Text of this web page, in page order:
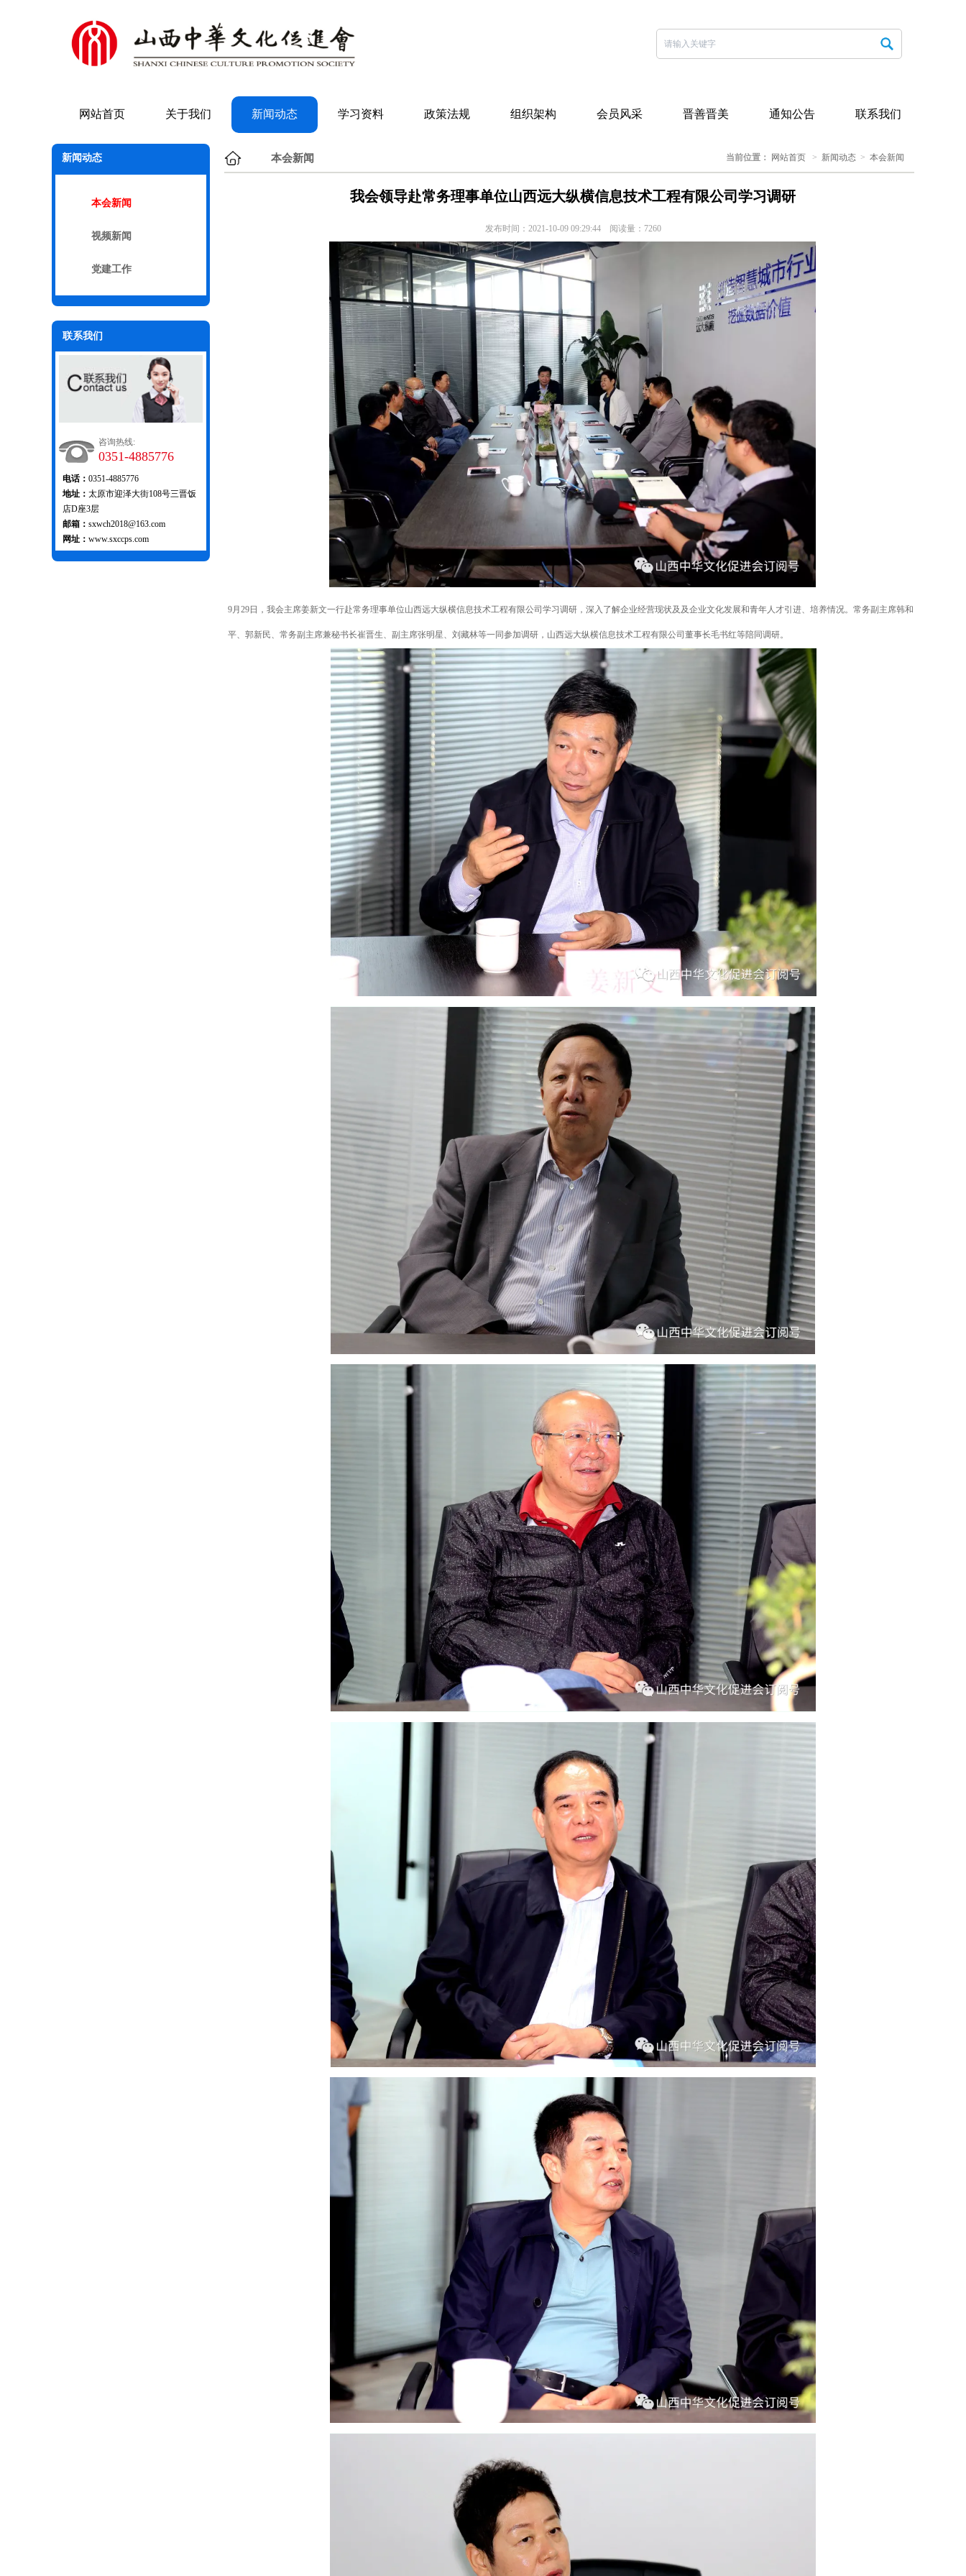
网站首页 关于我们 新闻动态 学习资料 政策法规 组织架构 会员风采 晋善晋美 通知公告 联系我们
新闻动态
本会新闻
视频新闻
党建工作
联系我们
咨询热线:
0351-4885776
电话： 0351-4885776
地址： 太原市迎泽大街108号三晋饭
店D座3层
邮箱： sxwch2018@163.com
网址： www.sxccps.com
当前位置： 网站首页 > 新闻动态 > 本会新闻
本会新闻
我会领导赴常务理事单位山西远大纵横信息技术工程有限公司学习调研
发布时间：2021-10-09 09:29:44 阅读量：7260
9月29日，我会主席姜新文一行赴常务理事单位山西远大纵横信息技术工程有限公司学习调研，深入了解企业经营现状及及企业文化发展和青年人才引进、培养情况。常务副主席韩和
平、郭新民、常务副主席兼秘书长崔晋生、副主席张明星、刘藏林等一同参加调研，山西远大纵横信息技术工程有限公司董事长毛书红等陪同调研。